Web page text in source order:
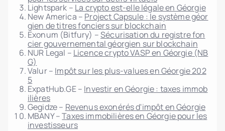
Lightspark – La crypto est-elle légale en Géorgie
New America – Project Capsule : le système géor
gien de titres fonciers sur blockchain
Exonum (Bitfury) –Sécurisation du registre fon
cier gouvernemental géorgien sur blockchain
NUR Legal – Licence crypto VASP en Géorgie (NB
G)
Valur – Impôt sur les plus-values en Géorgie 202
5
ExpatHub.GE – Investir en Géorgie : taxes immob
ilières
Gegidze – Revenus exonérés d'impôt en Géorgie
MBANY –Taxes immobilières en Géorgie pour les
investisseurs